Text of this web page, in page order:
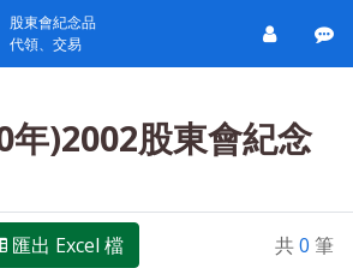
股東會紀念品
代領、交易
年)2002股東會紀念
匯出 Excel 檔 共0 筆